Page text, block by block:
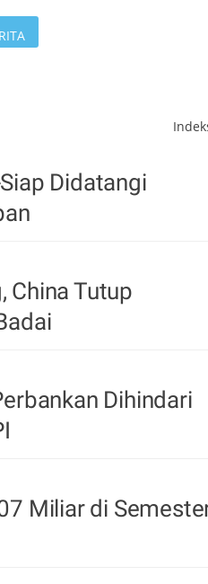
Didatangi
China Tutup
Dihindari
Miliar di